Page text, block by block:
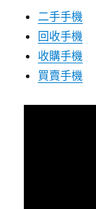
二手手機
回收手機
收購手機
買賣手機